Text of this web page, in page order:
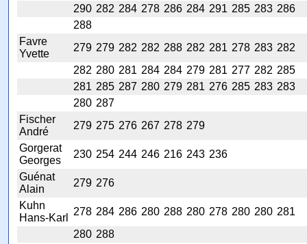
290 282 284 278 286 284 291 285 283 286
288
Favre
Yvette
279 279 282 282 288 282 281 278 283 282
282 280 281 284 284 279 281 277 282 285
281 285 287 280 279 281 276 285 283 283
280 287
Fischer
André
279 275 276 267 278 279
Gorgerat
Georges
230 254 244 246 216 243 236
Guénat
Alain
279 276
Kuhn
Hans-Karl
278 284 286 280 288 280 278 280 280 281
280 288